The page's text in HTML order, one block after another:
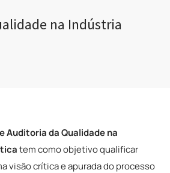
na Indústria
Auditoria da Qualidade na
tem como objetivo qualificar
visão crítica e apurada do processo